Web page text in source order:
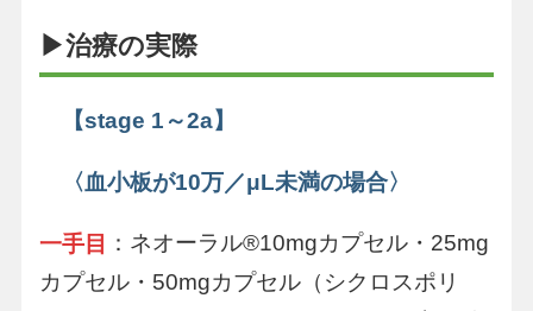
▶治療の実際
【stage 1～2a】
〈血小板が10万／μL未満の場合〉
一手目
：ネオーラル®10mgカプセル・25mg
カプセル・50mgカプセル（シクロスポリ